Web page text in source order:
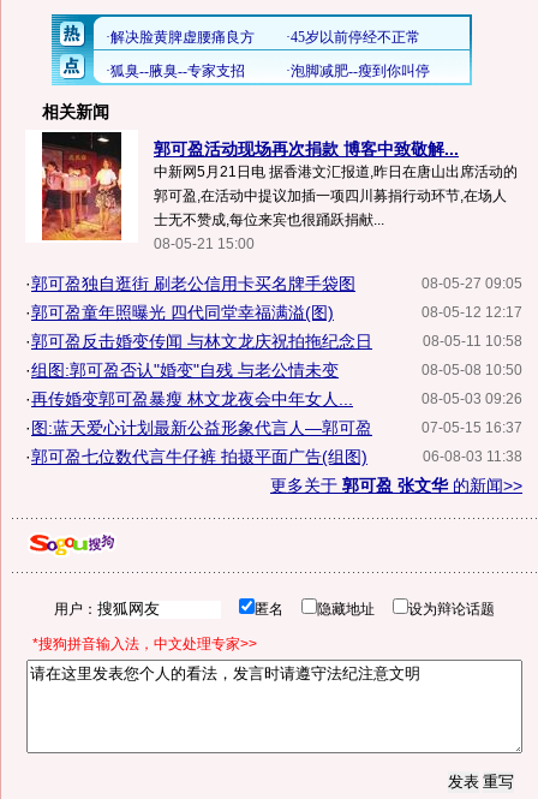
相关新闻
郭可盈活动现场再次捐款 博客中致敬解...
中新网5月21日电 据香港文汇报道,昨日在唐山出席活动的
郭可盈,在活动中提议加插一项四川募捐行动环节,在场人
士无不赞成,每位来宾也很踊跃捐献...
08-05-21 15:00
08-05-27 09:05
·郭可盈独自逛街 刷老公信用卡买名牌手袋图
08-05-12 12:17
·郭可盈童年照曝光 四代同堂幸福满溢(图)
08-05-11 10:58
·郭可盈反击婚变传闻 与林文龙庆祝拍拖纪念日
08-05-08 10:50
·组图:郭可盈否认"婚变"自残 与老公情未变
08-05-03 09:26
·再传婚变郭可盈暴瘦 林文龙夜会中年女人...
07-05-15 16:37
·图:蓝天爱心计划最新公益形象代言人—郭可盈
06-08-03 11:38
·郭可盈七位数代言牛仔裤 拍摄平面广告(组图)
更多关于 郭可盈 张文华的新闻>>
用户： 匿名 隐藏地址 设为辩论话题
*搜狗拼音输入法，中文处理专家>>